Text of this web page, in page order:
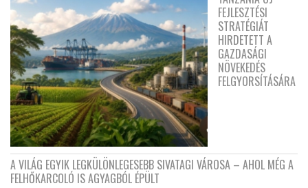
FEJLESZTÉSI
STRATÉGIÁT
HIRDETETT A
GAZDASÁGI
NÖVEKEDÉS
FELGYORSÍTÁSÁRA
A VILÁG EGYIK LEGKÜLÖNLEGESEBB SIVATAGI VÁROSA – AHOL MÉG A
FELHŐKARCOLÓ IS AGYAGBÓL ÉPÜLT